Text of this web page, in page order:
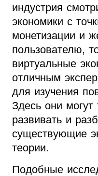
индустрия
экономики с
монетизации и
пользователю,
виртуальные
отличным
для изучения
Здесь они могут
развивать и
существующие
теории.
Подобные